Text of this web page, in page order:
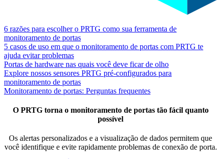
6 razões para escolher o PRTG como sua ferramenta de
monitoramento de portas
5 casos de uso em que o monitoramento de portas com PRTG te
ajuda evitar problemas
Portas de hardware nas quais você deve ficar de olho
Explore nossos sensores PRTG pré-configurados para
monitoramento de portas
Monitoramento de portas: Perguntas frequentes
O PRTG torna o monitoramento de portas tão fácil quanto
possível
Os alertas personalizados e a visualização de dados permitem que
você identifique e evite rapidamente problemas de conexão de porta.